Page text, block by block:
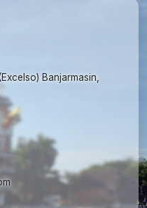
Banjarmasin,